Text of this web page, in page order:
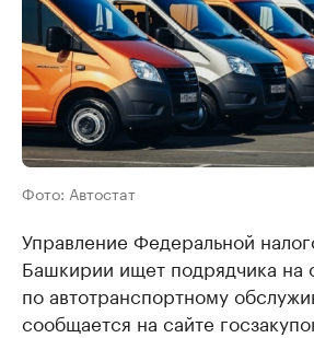
Фото: Автостат
Управление Федеральной
Башкирии ищет подрядчика на
по автотранспортному
сообщается на сайте